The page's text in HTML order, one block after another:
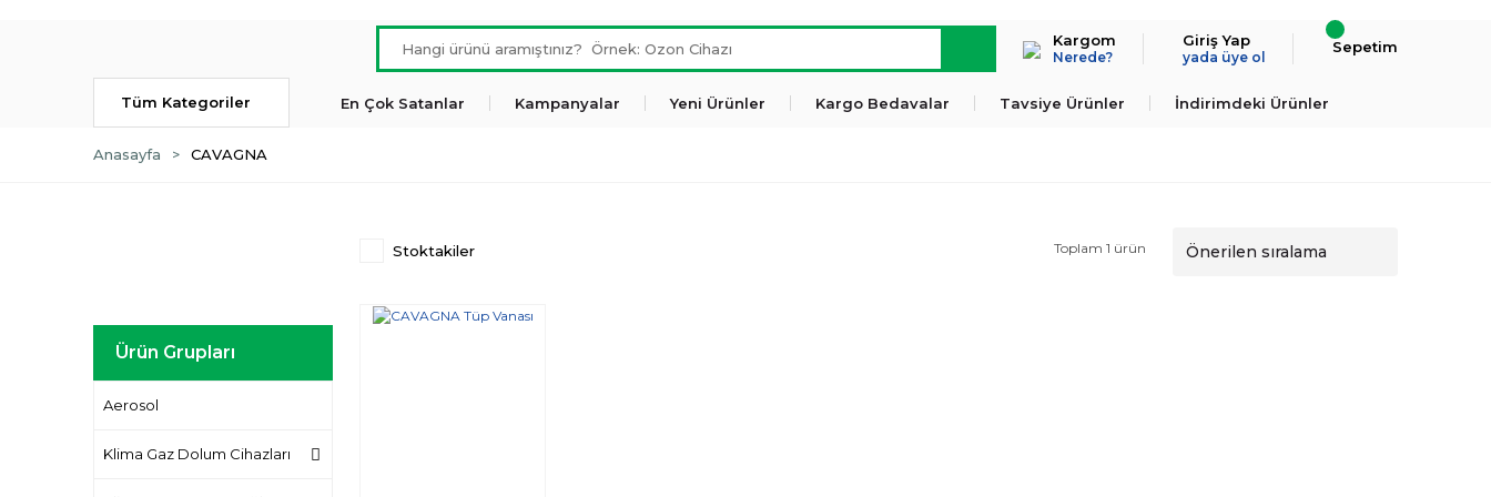
Kargom
Nerede?
Giriş Yap
yada üye ol
Sepetim
Tüm Kategoriler En Çok Satanlar Kampanyalar Yeni Ürünler Kargo Bedavalar Tavsiye Ürünler İndirimdeki Ürünler
Anasayfa CAVAGNA
Ürün Grupları
Aerosol
Klima Gaz Dolum Cihazları
Stoktakiler Toplam 1 ürün